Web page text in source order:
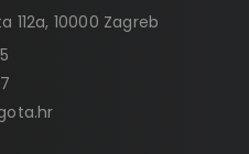
112a, 10000 Zagreb